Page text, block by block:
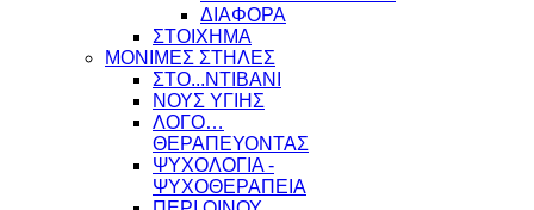
ΔΙΑΦΟΡΑ
ΣΤΟΙΧΗΜΑ
ΜΟΝΙΜΕΣ ΣΤΗΛΕΣ
ΣΤΟ...ΝΤΙΒΑΝΙ
ΝΟΥΣ ΥΓΙΗΣ
ΛΟΓΟ…
ΘΕΡΑΠΕΥΟΝΤΑΣ
ΨΥΧΟΛΟΓΙΑ -
ΨΥΧΟΘΕΡΑΠΕΙΑ